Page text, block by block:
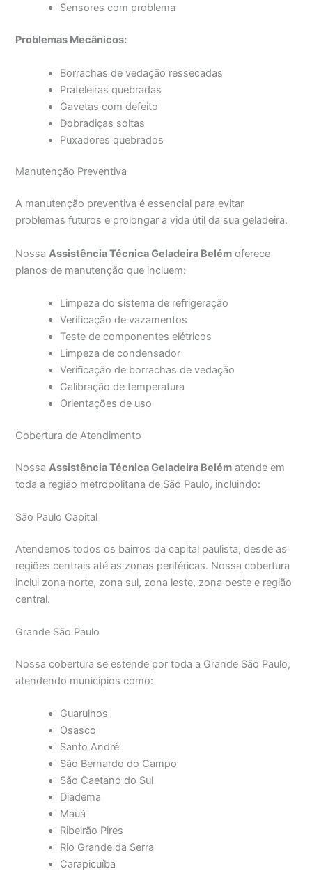
Sensores com problema
Problemas Mecânicos:
Borrachas de vedação ressecadas
Prateleiras quebradas
Gavetas com defeito
Dobradiças soltas
Puxadores quebrados
Manutenção Preventiva
A manutenção preventiva é essencial para evitar
problemas futuros e prolongar a vida útil da sua geladeira.
Nossa Assistência Técnica Geladeira Belém oferece
planos de manutenção que incluem:
Limpeza do sistema de refrigeração
Verificação de vazamentos
Teste de componentes elétricos
Limpeza de condensador
Verificação de borrachas de vedação
Calibração de temperatura
Orientações de uso
Cobertura de Atendimento
NossaAssistência Técnica Geladeira Belém atende em
toda a região metropolitana de São Paulo, incluindo:
São Paulo Capital
Atendemos todos os bairros da capital paulista, desde as
regiões centrais até as zonas periféricas. Nossa cobertura
inclui zona norte, zona sul, zona leste, zona oeste e região
central.
Grande São Paulo
Nossa cobertura se estende por toda a Grande São Paulo,
atendendo municípios como:
Guarulhos
Osasco
Santo André
São Bernardo do Campo
São Caetano do Sul
Diadema
Mauá
Ribeirão Pires
Rio Grande da Serra
Carapicuíba